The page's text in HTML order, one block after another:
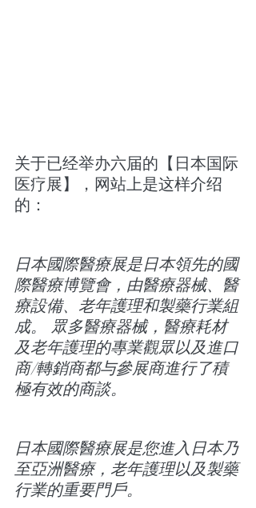
关于已经举办六届的【日本国际
医疗展】，网站上是这样介绍
的：
日本國際醫療展是日本領先的國
際醫療博覽會，由醫療器械、醫
療設備、老年護理和製藥行業組
成。 眾多醫療器械，醫療耗材
及老年護理的專業觀眾以及進口
商/轉銷商都与參展商進行了積
極有效的商談。
日本國際醫療展是您進入日本乃
至亞洲醫療，老年護理以及製藥
行業的重要門戶。